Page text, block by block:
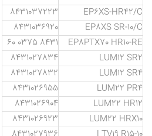
EP6XS-HR42/C
8431037223
EP8XS SR-10/C
8431036920
EP8PTX70 HR10-RE
8431 0375 60
LUM12 SR2
8431027834
LUM12 SR4
8431027832
LUM22 PR4
8431026955
LUM22 HR12
8431026904
LUM22 HRX10
8431026923